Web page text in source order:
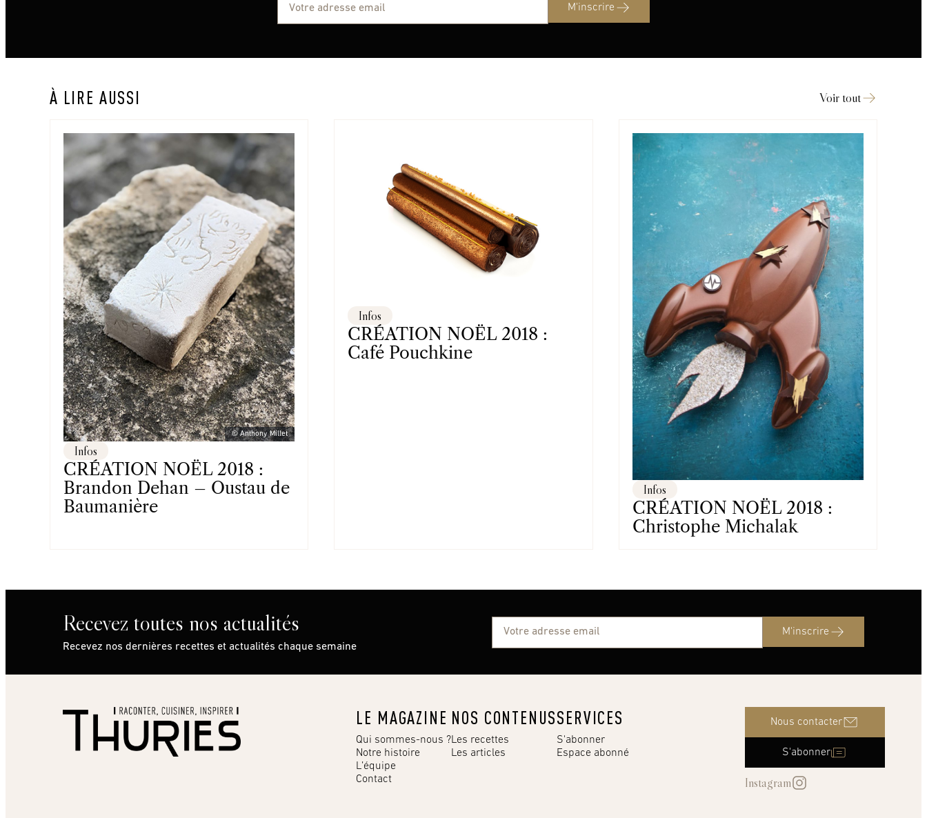
M'inscrire
À LIRE AUSSI Voir tout
© Anthony Millet
Infos
CRÉATION NOËL 2018 :
Brandon Dehan – Oustau de
Baumanière
Infos
CRÉATION NOËL 2018 :
Café Pouchkine
Infos
CRÉATION NOËL 2018 :
Christophe Michalak
Recevez toutes nos actualités
Recevez nos dernières recettes et actualités chaque semaine
M'inscrire
LE MAGAZINE
Qui sommes-nous ?
Notre histoire
L’équipe
Contact
NOS CONTENUS
Les recettes
Les articles
SERVICES
S'abonner
Espace abonné
Nous contacter
S'abonner
Instagram